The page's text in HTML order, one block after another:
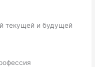
текущей и будущей